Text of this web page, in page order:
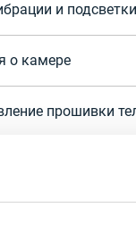
и подсветки
о камере
прошивки
об